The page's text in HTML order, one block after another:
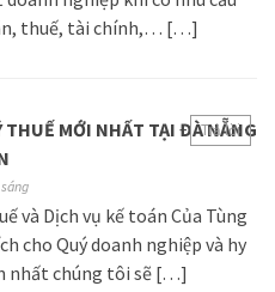
thuế, tài chính,… […]
THUẾ MỚI NHẤT TẠI ĐÀ NẴNG
và Dịch vụ kế toán Của Tùng
cho Quý doanh nghiệp và hy
nhất chúng tôi sẽ […]
Trả lời